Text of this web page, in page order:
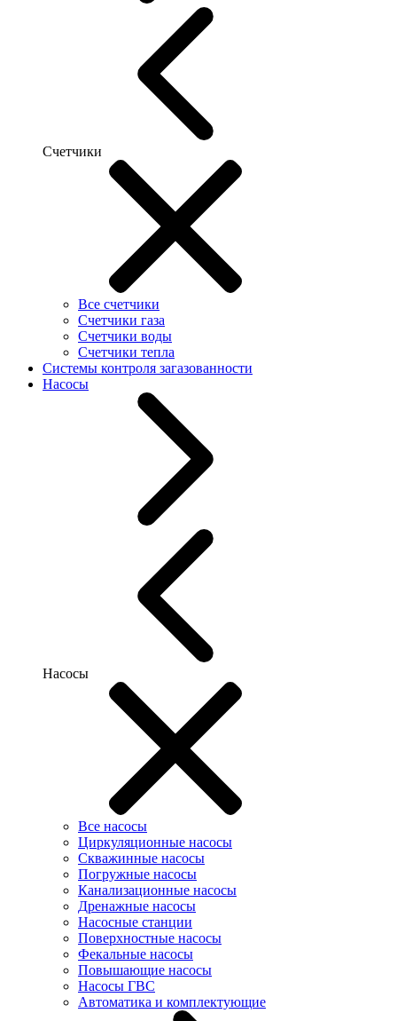
Счетчики
Все счетчики
Счетчики газа
Счетчики воды
Счетчики тепла
Системы контроля загазованности
Насосы
Насосы
Все насосы
Циркуляционные насосы
Скважинные насосы
Погружные насосы
Канализационные насосы
Дренажные насосы
Насосные станции
Поверхностные насосы
Фекальные насосы
Повышающие насосы
Насосы ГВС
Автоматика и комплектующие